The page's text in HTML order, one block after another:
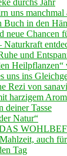
durchs Jahr
uns
in den
Chancen
und
Heilpflanzen“
uns ins
Rezi von
harzigem
deiner Tasse
Natur“
auch
Tag